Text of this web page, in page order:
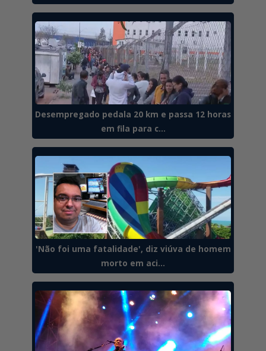
Desempregado pedala 20 km e passa 12 horas
em fila para c...
'Não foi uma fatalidade', diz viúva de homem
morto em aci...